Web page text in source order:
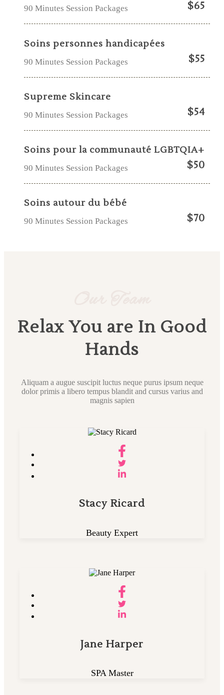
90 Minutes Session Packages $65
Soins personnes handicapées
90 Minutes Session Packages $55
Supreme Skincare
90 Minutes Session Packages $54
Soins pour la communauté LGBTQIA+
90 Minutes Session Packages $50
Soins autour du bébé
90 Minutes Session Packages $70
Relax You are In Good
Hands
Aliquam a augue suscipit luctus neque purus ipsum neque
dolor primis a libero tempus blandit and cursus varius and
magnis sapien
Stacy Ricard
Beauty Expert
Jane Harper
SPA Master